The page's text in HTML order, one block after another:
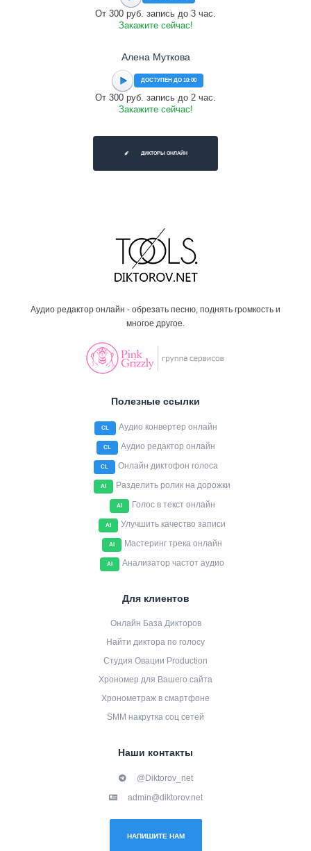
От 300 руб. запись до 3 час.
Закажите сейчас!
Алена Муткова
ДОСТУПЕН ДО 10:00
От 300 руб. запись до 2 час.
Закажите сейчас!
ДИКТОРЫ ОНЛАЙН
Аудио редактор онлайн - обрезать песню, поднять громкость и
многое другое.
Полезные ссылки
CL Аудио конвертер онлайн
CL Аудио редактор онлайн
CL Онлайн диктофон голоса
AI Разделить ролик на дорожки
AI Голос в текст онлайн
AI Улучшить качество записи
AI Мастеринг трека онлайн
AI Анализатор частот аудио
Для клиентов
Онлайн База Дикторов
Найти диктора по голосу
Студия Овации Production
Хрономер для Вашего сайта
Хронометраж в смартфоне
SMM накрутка соц сетей
Наши контакты
@Diktorov_net
admin@diktorov.net
НАПИШИТЕ НАМ